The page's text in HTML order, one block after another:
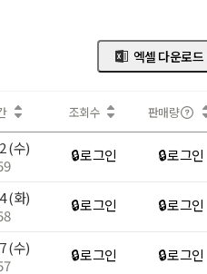
엑셀 다운로드
조회수 판매량
(수)
🔒 로그인 🔒 로그인
(화)
🔒 로그인 🔒 로그인
(수)
🔒 로그인 🔒 로그인